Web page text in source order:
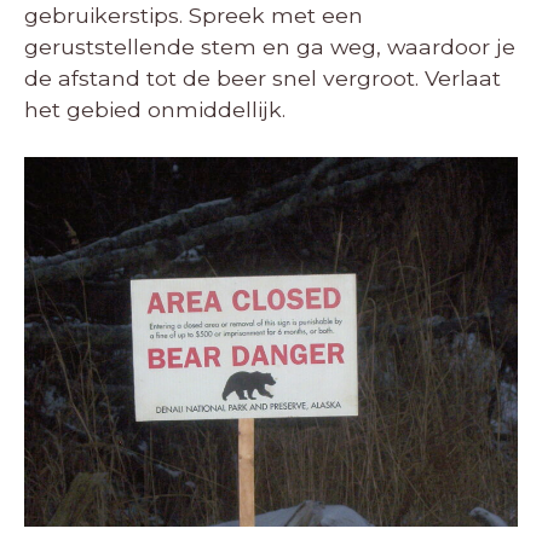
gebruikerstips. Spreek met een
geruststellende stem en ga weg, waardoor je
de afstand tot de beer snel vergroot. Verlaat
het gebied onmiddellijk.